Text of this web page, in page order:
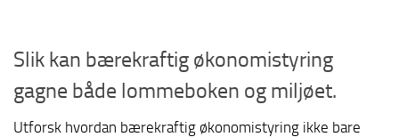
Slik kan bærekraftig økonomistyring
gagne både lommeboken og miljøet.
Utforsk hvordan bærekraftig økonomistyring ikke bare